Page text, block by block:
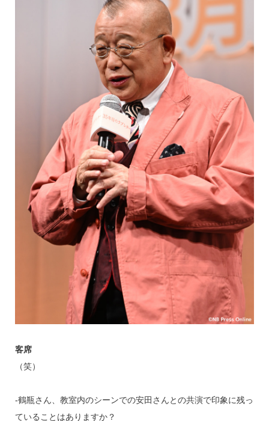
客席
（笑）
‐鶴瓶さん、教室内のシーンでの安田さんとの共演で印象に残っ
ていることはありますか？